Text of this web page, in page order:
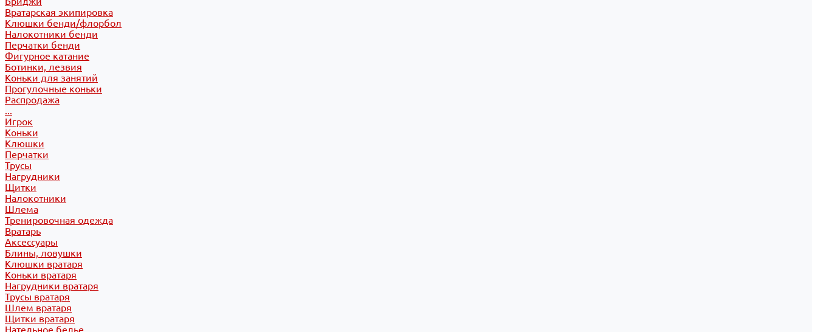
Вратарская экипировка
Клюшки бенди/флорбол
Налокотники бенди
Перчатки бенди
Фигурное катание
Ботинки, лезвия
Коньки для занятий
Прогулочные коньки
Распродажа
...
Игрок
Коньки
Клюшки
Перчатки
Трусы
Нагрудники
Щитки
Налокотники
Шлема
Тренировочная одежда
Вратарь
Аксессуары
Блины, ловушки
Клюшки вратаря
Коньки вратаря
Нагрудники вратаря
Трусы вратаря
Шлем вратаря
Щитки вратаря
Нательное белье